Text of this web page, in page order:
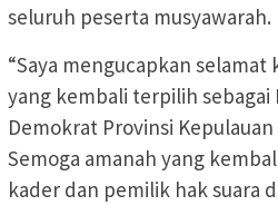
seluruh peserta musyawarah.
“Saya mengucapkan selamat
yang kembali terpilih sebagai
Demokrat Provinsi Kepulauan
Semoga amanah yang
kader dan pemilik hak suara